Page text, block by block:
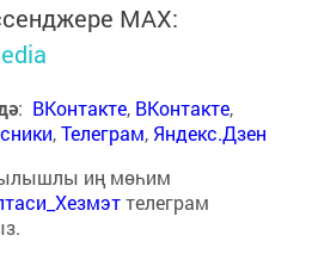
MАХ:
: ВКонтакте, ВКонтакте,
,Телеграм, Яндекс.Дзен
иң мөһим
телеграм